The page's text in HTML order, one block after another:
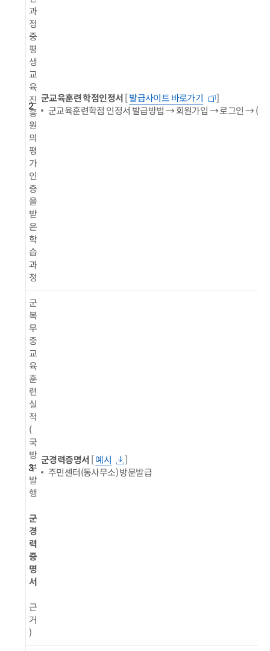
2
과
정
중
평
생
교
육
진
흥
원
의
평
가
인
증
을
받
은
학
습
과
정
군교육훈련 학점인정서 [발급사이트 바로가기
]
군교육훈련학점 인정서 발급방법 → 회원가입 → 로그인 → (
3
군
복
무
중
교
육
훈
련
실
적
(
국
방
부
발
행
군
경
력
증
명
서
근
거
)
군경력증명서 [예시
]
주민센터(동사무소) 방문발급